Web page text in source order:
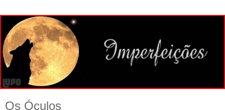
Os Óculos